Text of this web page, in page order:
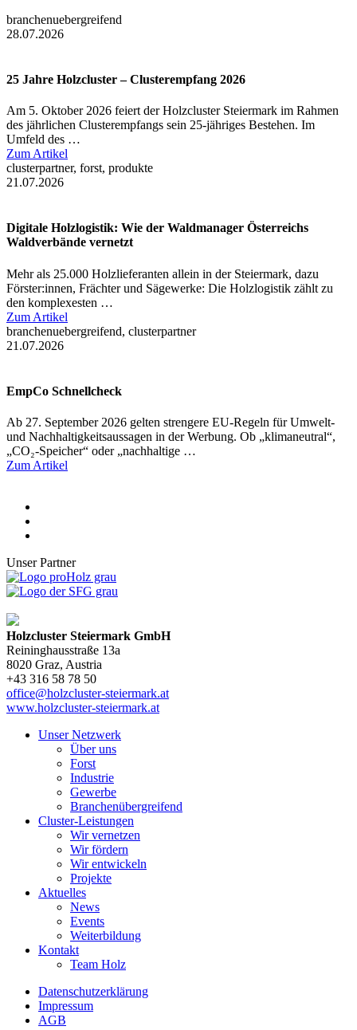
branchenuebergreifend
28.07.2026
25 Jahre Holzcluster – Clusterempfang 2026
Am 5. Oktober 2026 feiert der Holzcluster Steiermark im Rahmen
des jährlichen Clusterempfangs sein 25-jähriges Bestehen. Im
Umfeld des …
Zum Artikel
clusterpartner, forst, produkte
21.07.2026
Digitale Holzlogistik: Wie der Waldmanager Österreichs
Waldverbände vernetzt
Mehr als 25.000 Holzlieferanten allein in der Steiermark, dazu
Förster:innen, Frächter und Sägewerke: Die Holzlogistik zählt zu
den komplexesten …
Zum Artikel
branchenuebergreifend, clusterpartner
21.07.2026
EmpCo Schnellcheck
Ab 27. September 2026 gelten strengere EU-Regeln für Umwelt-
und Nachhaltigkeitsaussagen in der Werbung. Ob „klimaneutral“,
„CO₂-Speicher“ oder „nachhaltige …
Zum Artikel
Unser Partner
Holzcluster Steiermark GmbH
Reininghausstraße 13a
8020 Graz, Austria
+43 316 58 78 50
office@holzcluster-steiermark.at
www.holzcluster-steiermark.at
Unser Netzwerk
Über uns
Forst
Industrie
Gewerbe
Branchenübergreifend
Cluster-Leistungen
Wir vernetzen
Wir fördern
Wir entwickeln
Projekte
Aktuelles
News
Events
Weiterbildung
Kontakt
Team Holz
Datenschutzerklärung
Impressum
AGB